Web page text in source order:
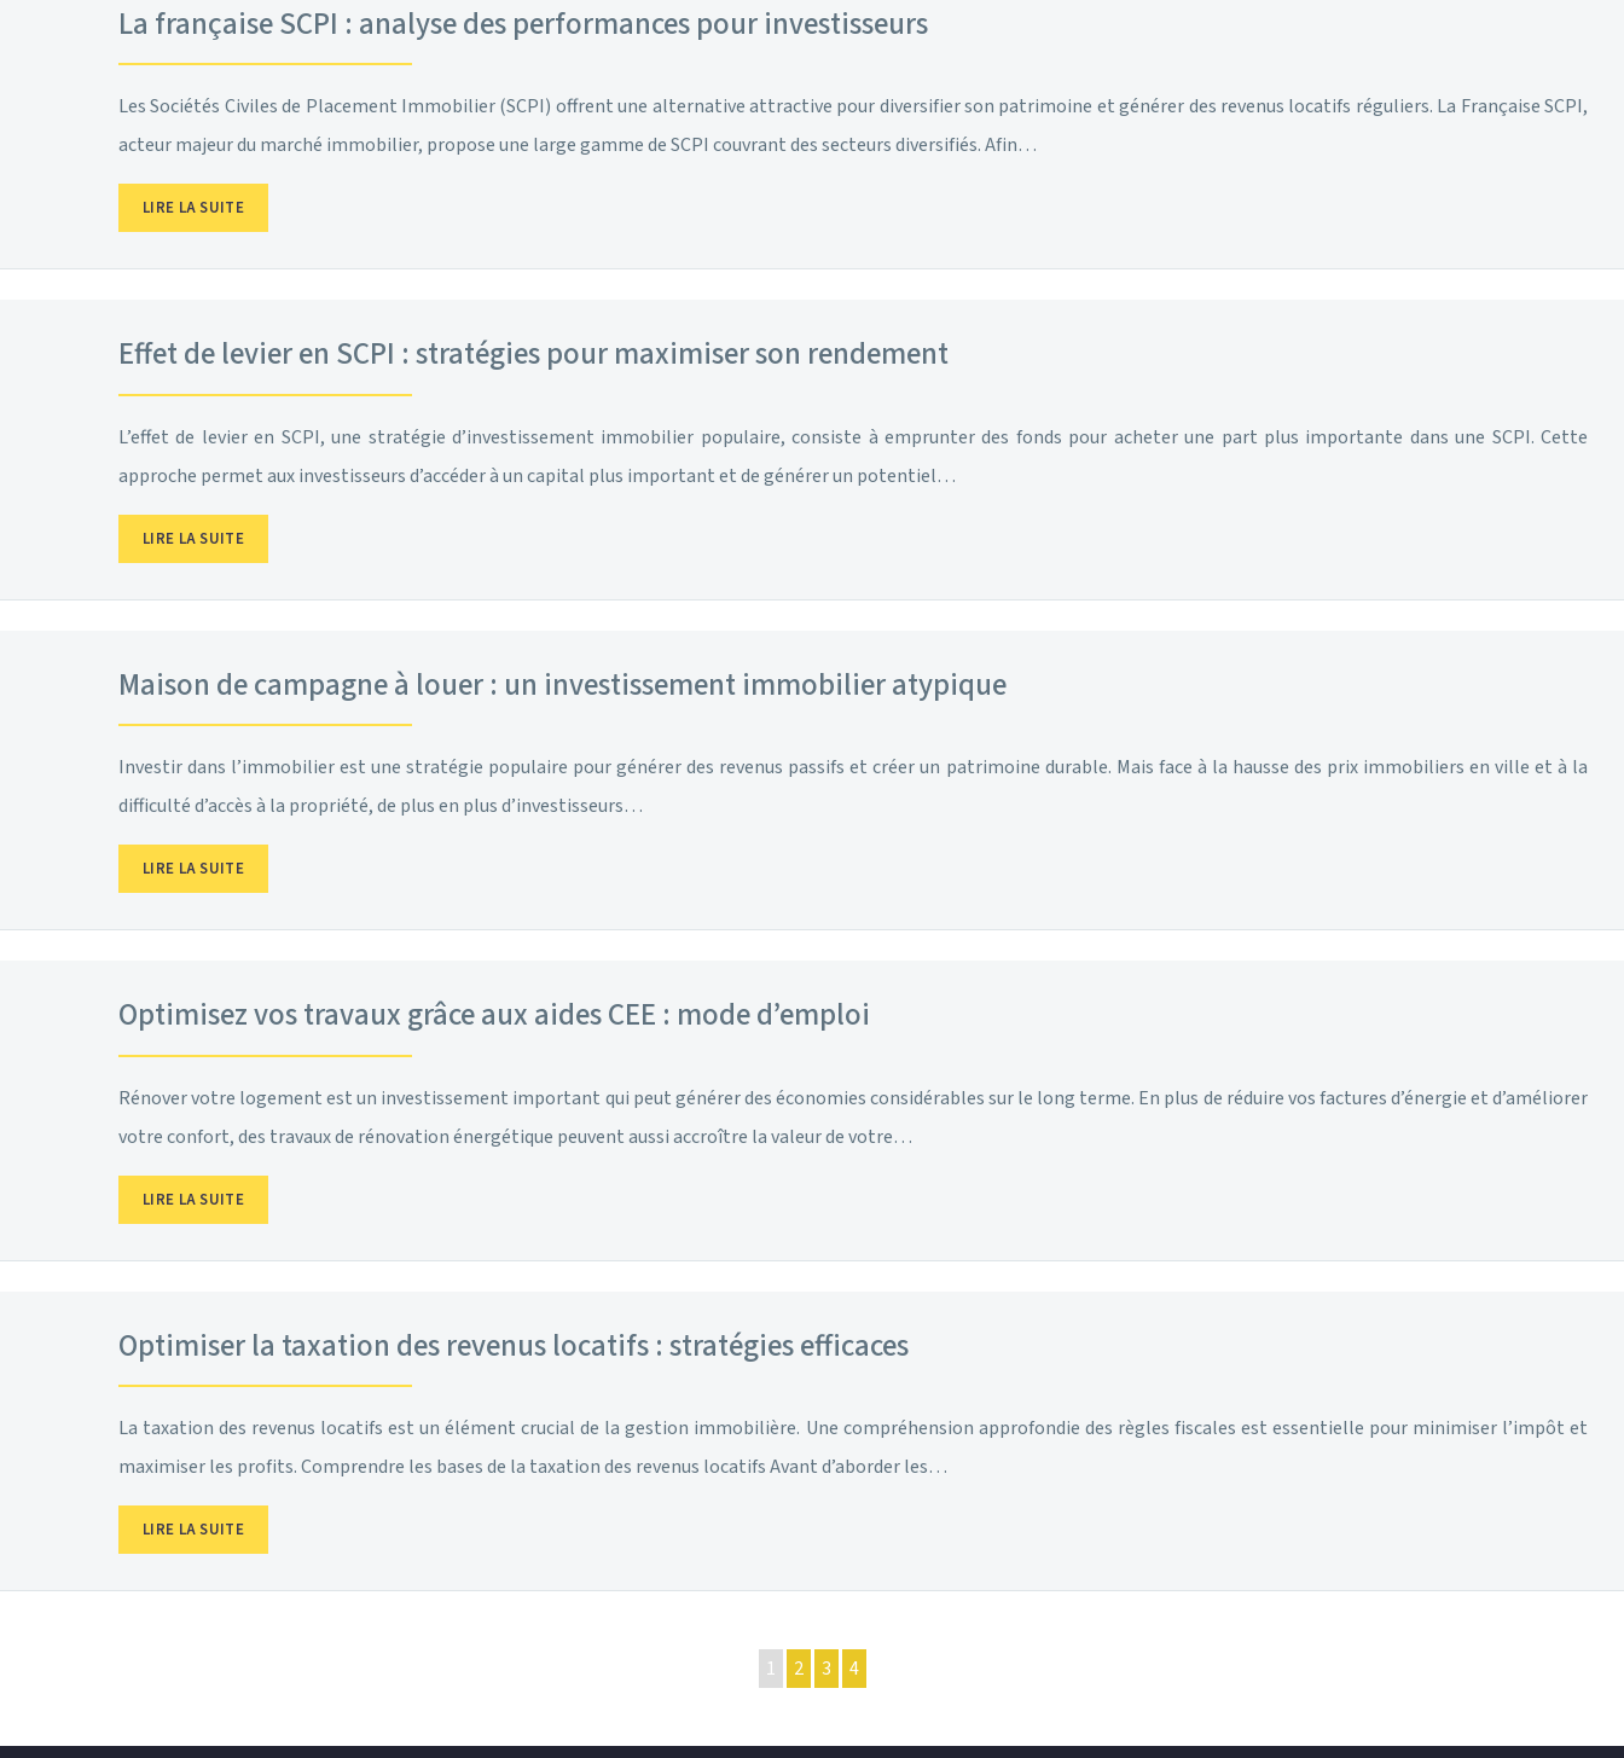
La française SCPI : analyse des performances pour investisseurs
Les Sociétés Civiles de Placement Immobilier (SCPI) offrent une alternative attractive pour diversifier son patrimoine et générer des revenus locatifs réguliers. La Française SCPI,
acteur majeur du marché immobilier, propose une large gamme de SCPI couvrant des secteurs diversifiés. Afin…
LIRE LA SUITE
Effet de levier en SCPI : stratégies pour maximiser son rendement
L’effet de levier en SCPI, une stratégie d’investissement immobilier populaire, consiste à emprunter des fonds pour acheter une part plus importante dans une SCPI. Cette
approche permet aux investisseurs d’accéder à un capital plus important et de générer un potentiel…
LIRE LA SUITE
Maison de campagne à louer : un investissement immobilier atypique
Investir dans l’immobilier est une stratégie populaire pour générer des revenus passifs et créer un patrimoine durable. Mais face à la hausse des prix immobiliers en ville et à la
difficulté d’accès à la propriété, de plus en plus d’investisseurs…
LIRE LA SUITE
Optimisez vos travaux grâce aux aides CEE : mode d’emploi
Rénover votre logement est un investissement important qui peut générer des économies considérables sur le long terme. En plus de réduire vos factures d’énergie et d’améliorer
votre confort, des travaux de rénovation énergétique peuvent aussi accroître la valeur de votre…
LIRE LA SUITE
Optimiser la taxation des revenus locatifs : stratégies efficaces
La taxation des revenus locatifs est un élément crucial de la gestion immobilière. Une compréhension approfondie des règles fiscales est essentielle pour minimiser l’impôt et
maximiser les profits. Comprendre les bases de la taxation des revenus locatifs Avant d’aborder les…
LIRE LA SUITE
1 2 3 4